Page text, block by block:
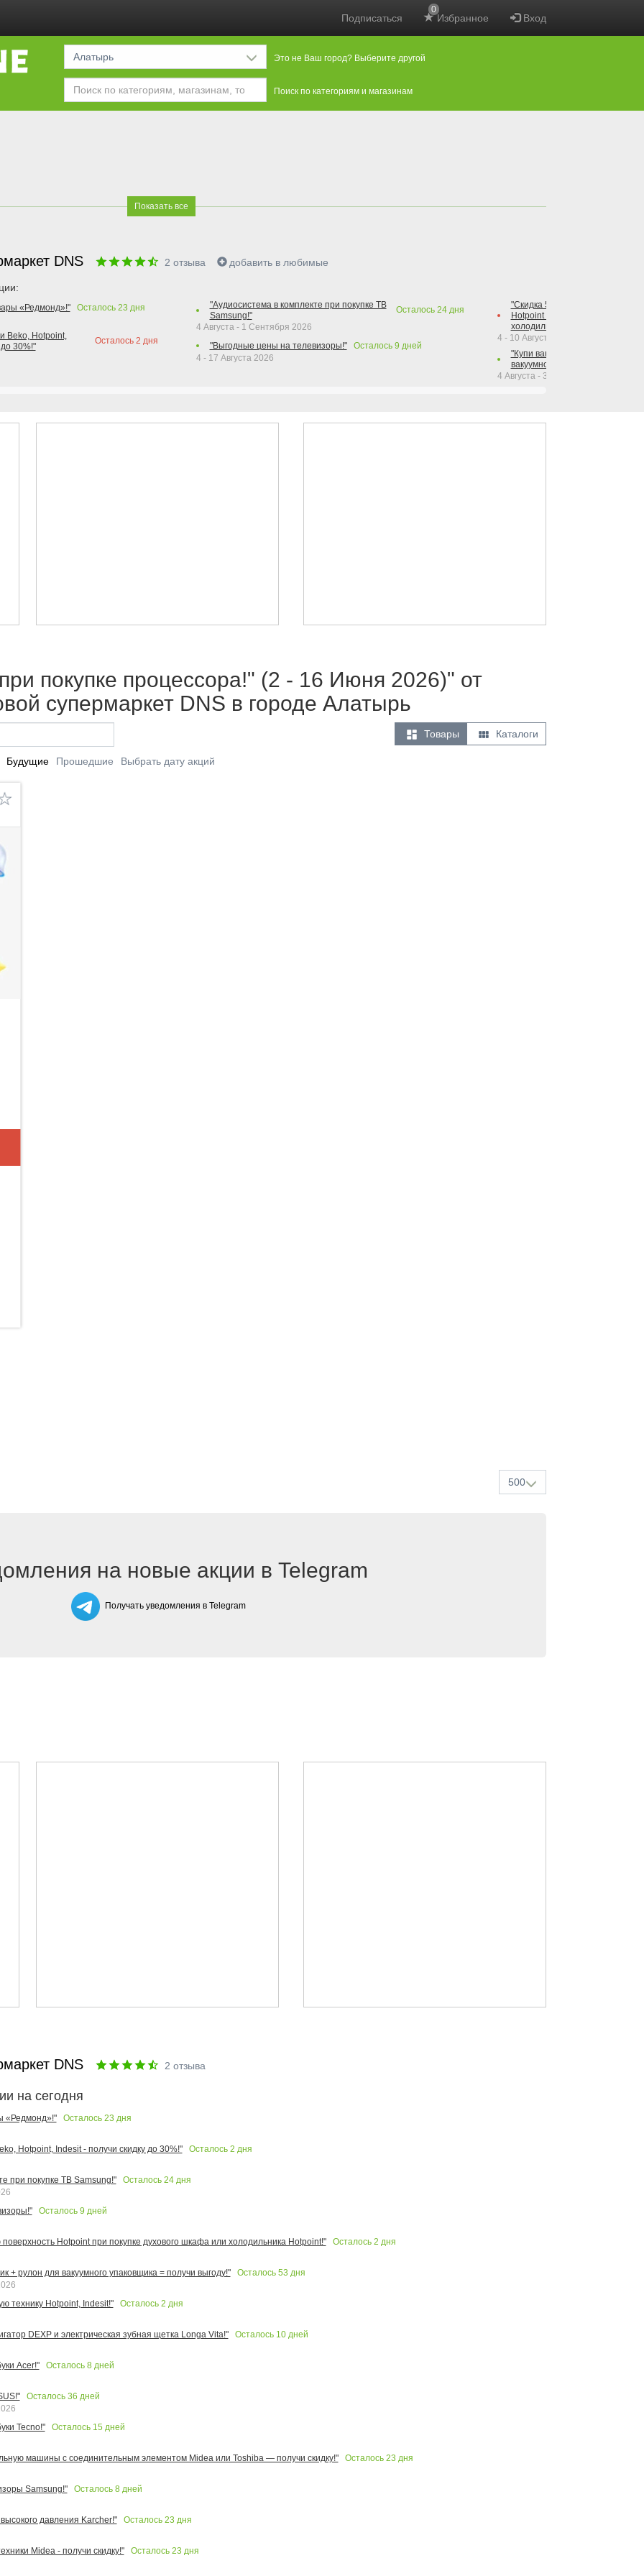
Подписаться Избранное
0
Вход
Алатырь Это не Ваш город? Выберите другой
Поиск по категориям и магазинам
Показать все
DNS 2 отзыва добавить в любимые
«Редмонд»!" Осталось 23 дня
Beko, Hotpoint,
30%!"
Осталось 2 дня
"Аудиосистема в комплекте при покупке ТВ
Samsung!"
Осталось 24дня
4 Августа - 1 Сентября 2026
"Выгодные цены на телевизоры!"
Осталось 9 дней
4 - 17 Августа 2026
"Скидка 50% на варочную
Hotpoint при покупке духового
холодильника Hotpoint!"
4 - 10 Августа 2026
"Купи вакуумный упаковщик +
вакуумного упаковщика =
4 Августа - 30 Сентября 2026
покупке процессора!" (2 - 16 Июня 2026)" от
супермаркет DNS в городе Алатырь
 Товары  Каталоги
Будущие Прошедшие Выбрать дату акций
500
на новые акции в Telegram
Получать уведомления в Telegram
DNS 2 отзыва
на сегодня
«Редмонд»!" Осталось 23 дня
Hotpoint, Indesit - получи скидку до 30%!" Осталось 2 дня
при покупке ТВ Samsung!" Осталось 24дня
Осталось 9 дней
Hotpoint при покупке духового шкафа или холодильника Hotpoint!" Осталось 2 дня
+ рулон для вакуумного упаковщика = получи выгоду!" Осталось 53 дня
технику Hotpoint, Indesit!"
Осталось 2 дня
DEXP и электрическая зубная щетка Longa Vita!" Осталось 10дней
Acer!" Осталось 8дней
Осталось 36 дней
Tecno!"
Осталось 15 дней
машины с соединительным элементом Midea или Toshiba — получи скидку!" Осталось 23 дня
Samsung!" Осталось 8дней
давления Karcher!" Осталось 23 дня
Midea - получи скидку!" Осталось 23 дня